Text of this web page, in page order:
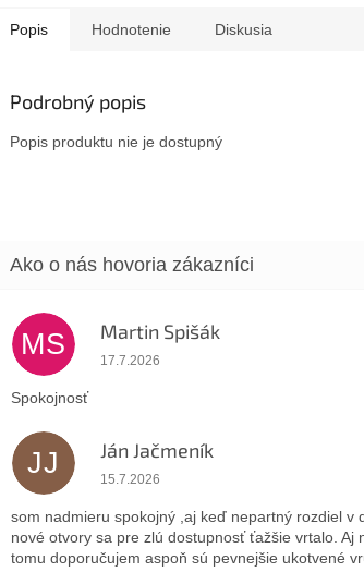
Popis Hodnotenie Diskusia
Podrobný popis
Popis produktu nie je dostupný
MS Martin Spišák
Hodnotenie obchodu je 5 z 5
17.7.2026
Spokojnosť
JJ Ján Jačmeník
Hodnotenie obchodu je 5 z 5
15.7.2026
som nadmieru spokojný ,aj keď nepartný rozdiel v
nové otvory sa pre zlú dostupnosť ťažšie vrtalo. Aj
tomu doporučujem aspoň sú pevnejšie ukotvené